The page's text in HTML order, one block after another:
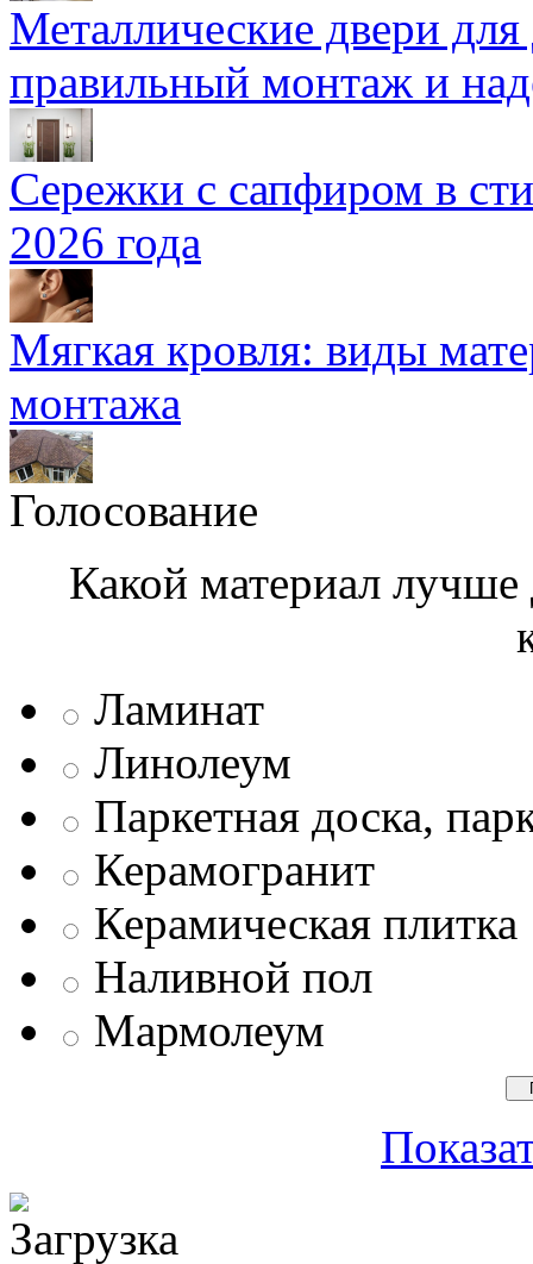
Металлические двери
правильный монтаж и
Сережки с сапфиром в
2026 года
Мягкая кровля: виды
монтажа
Голосование
Какой материал
Ламинат
Линолеум
Паркетная доска,
Керамогранит
Керамическая плитка
Наливной пол
Мармолеум